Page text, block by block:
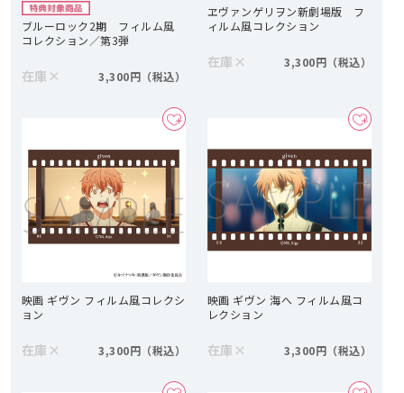
ブルーロック2期 フィルム風
コレクション／第3弾
在庫 × 3,300円
ヱヴァンゲリヲン新劇場版 フ
ィルム風コレクション
在庫 × 3,300円
映画 ギヴン フィルム風コレクシ
ョン
在庫 × 3,300円
映画 ギヴン 海へ フィルム風コ
レクション
在庫 × 3,300円